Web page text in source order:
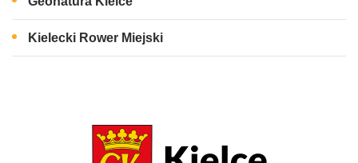
Kielecki Rower Miejski